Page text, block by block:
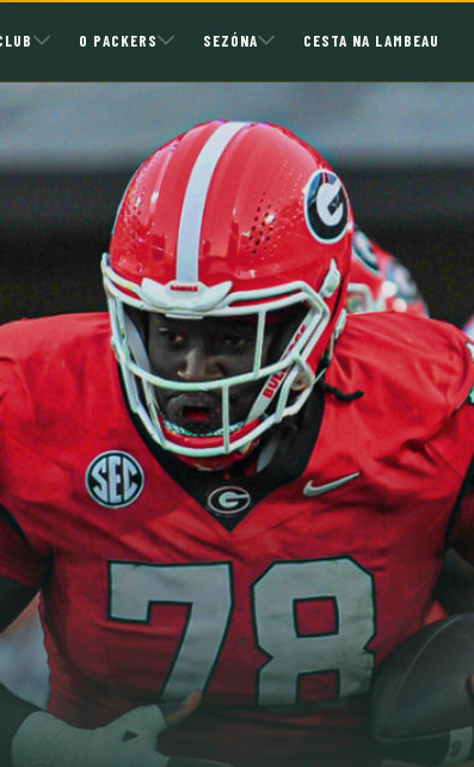
O PACKERS SEZÓNA CESTA NA LAMBEAU